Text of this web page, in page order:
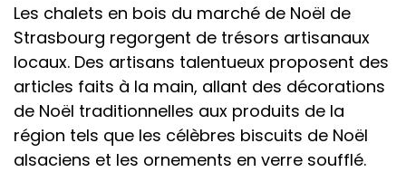
Les chalets en bois du marché de Noël de
Strasbourg regorgent de trésors artisanaux
locaux. Des artisans talentueux proposent des
articles faits à la main, allant des décorations
de Noël traditionnelles aux produits de la
région tels que les célèbres biscuits de Noël
alsaciens et les ornements en verre soufflé.